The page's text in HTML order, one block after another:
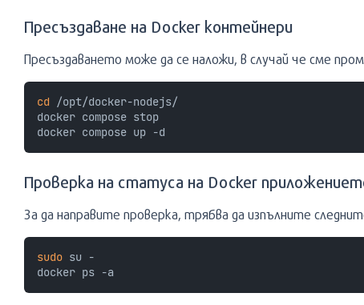
Пресъздаване на Docker контейнери
Пресъздаването може да се наложи, в случай че сме
cd /opt/docker-nodejs/
docker compose stop
Проверка на статуса на Docker
За да направите проверка, трябва да изпълните
sudo su -